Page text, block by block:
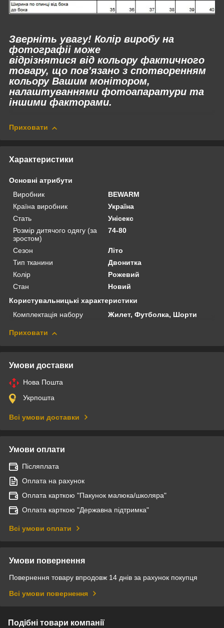
Зверніть увагу! Колір виробу на
фотографіі може
відрізнятися від кольору фактичного
товару, що пов'язано з спотворенням
кольору Вашим монітором,
налаштуваннями фотоапаратури та
іншими факторами.
Приховати
Характеристики
Основні атрибути
Виробник
BEWARM
Країна виробник
Україна
Стать
Унісекс
Розмір дитячого одягу (за
зростом)
74-80
Сезон
Літо
Тип тканини
Двонитка
Колір
Рожевий
Стан
Новий
Користувальницькі характеристики
Комплектація набору
Жилет, Футболка, Шорти
Приховати
Умови доставки
Нова Пошта
Укрпошта
Всі умови доставки
Умови оплати
Післяплата
Оплата на рахунок
Оплата карткою "Пакунок малюка/школяра"
Оплата карткою "Державна підтримка"
Всі умови оплати
Умови повернення
Повернення товару впродовж 14 днів за рахунок покупця
Всі умови повернення
Подібні товари компанії